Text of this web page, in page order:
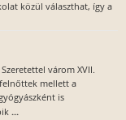
közül választhat, így a
várom XVII.
mellett a
is
...